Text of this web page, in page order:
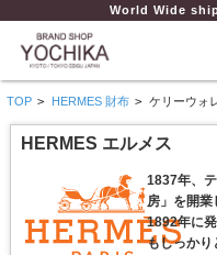
World Wide
TOP > HERMES 財布 > ケリーウォ
HERMES エルメス
1837年、
房」を開業
1892年に
もしっかり